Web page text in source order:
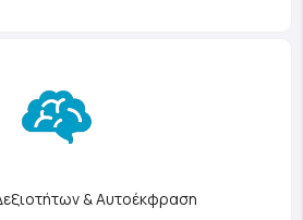
& Αυτοέκφραση